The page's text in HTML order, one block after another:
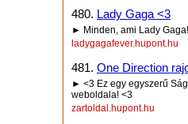
480. Lady Gaga <3
► Minden, ami Lady
ladygagafever.hupont.hu
481. One Direction
► <3 Ez egy egyszerű
weboldala! <3
zartoldal.hupont.hu